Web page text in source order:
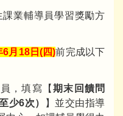
業輔導員學習獎勵方
6月18日(四)前完成以下
，填寫【期末回饋問
少6次）
】並交由指導